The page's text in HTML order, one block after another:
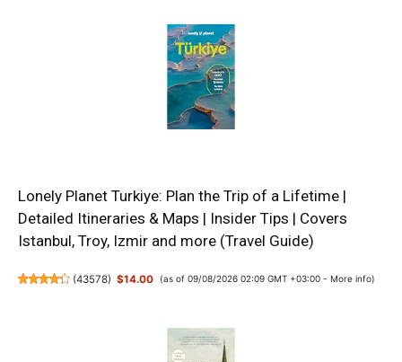
Lonely Planet Turkiye: Plan the Trip of a Lifetime |
Detailed Itineraries & Maps | Insider Tips | Covers
Istanbul, Troy, Izmir and more (Travel Guide)
(43578) $14.00 (as of 09/08/2026 02:09 GMT +03:00 - More info)